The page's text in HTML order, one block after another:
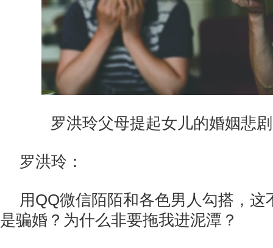
罗洪玲父母提起女儿的婚姻悲
罗洪玲：
用QQ微信陌陌和各色男人勾搭，这
是骗婚？为什么非要拖我进泥潭？